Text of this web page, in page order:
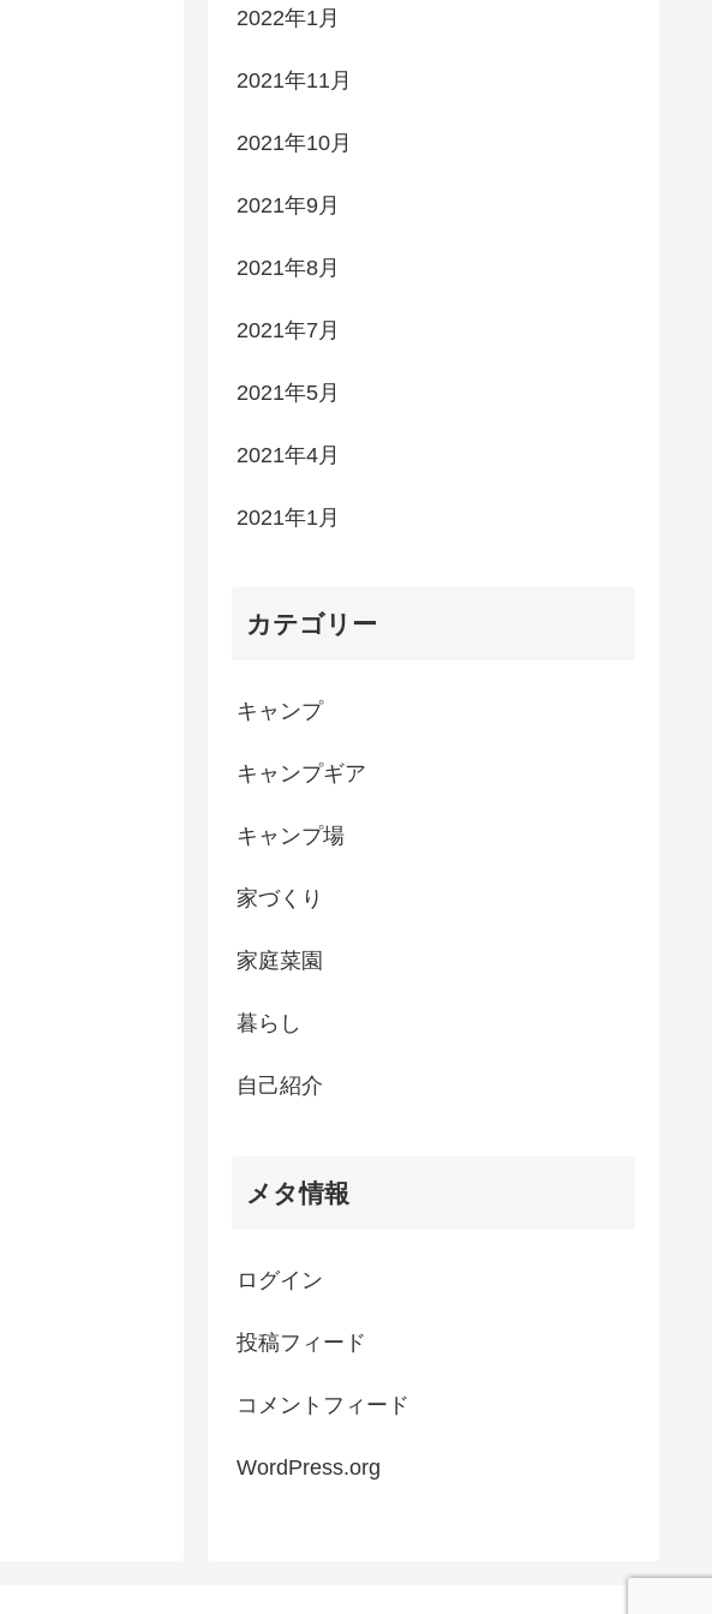
2022年1月
2021年11月
2021年10月
2021年9月
2021年8月
2021年7月
2021年5月
2021年4月
2021年1月
カテゴリー
キャンプ
キャンプギア
キャンプ場
家づくり
家庭菜園
暮らし
自己紹介
メタ情報
ログイン
投稿フィード
コメントフィード
WordPress.org